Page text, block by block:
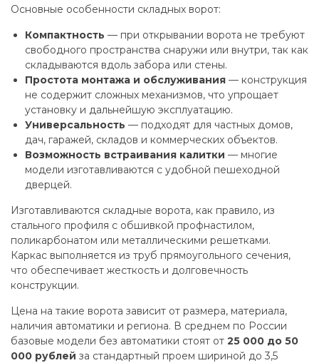
Основные особенности складных ворот:
Компактность — при открывании ворота не требуют
свободного пространства снаружи или внутри, так как
складываются вдоль забора или стены.
Простота монтажа и обслуживания — конструкция
не содержит сложных механизмов, что упрощает
установку и дальнейшую эксплуатацию.
Универсальность — подходят для частных домов,
дач, гаражей, складов и коммерческих объектов.
Возможность встраивания калитки — многие
модели изготавливаются с удобной пешеходной
дверцей.
Изготавливаются складные ворота, как правило, из
стального профиля с обшивкой профнастилом,
поликарбонатом или металлическими решетками.
Каркас выполняется из труб прямоугольного сечения,
что обеспечивает жесткость и долговечность
конструкции.
Цена на такие ворота зависит от размера, материала,
наличия автоматики и региона. В среднем по России
базовые модели без автоматики стоят от 25 000 до 50
000 рублей за стандартный проем шириной до 3,5